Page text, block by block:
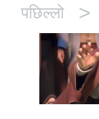
पछिल्लो >